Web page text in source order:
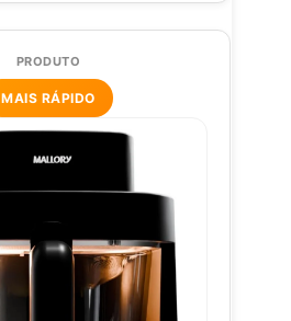
MAIS RÁPIDO